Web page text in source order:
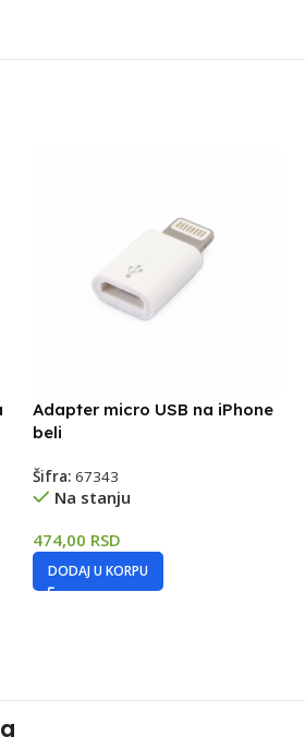
Adapter micro USB na iPhone
beli
Šifra:67343
Na stanju
474,00 RSD
DODAJ U KORPU